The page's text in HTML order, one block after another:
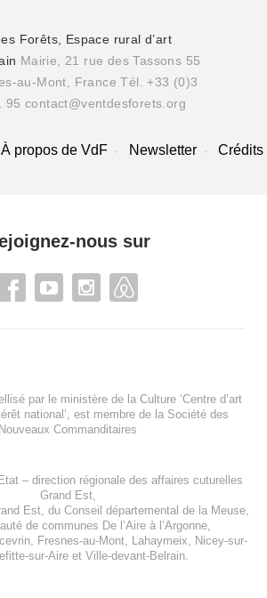
Forêts, Espace rural d’art
Mairie, 21 rue des Tassons 55
au-Mont, France Tél. +33 (0)3
95 contact@ventdesforets.org
À propos de VdF Newsletter Crédits
nous sur
par le ministère de la Culture ‘Centre d’art
national’, est membre de la Société des
Nouveaux Commanditaires
– direction régionale des affaires cuturelles
Grand Est,
Est, du Conseil départemental de la Meuse,
de communes De l’Aire à l’Argonne,
Fresnes-au-Mont Lahaymeix
Nicey-sur-
sur-Aireet Ville-devant-Belrain.